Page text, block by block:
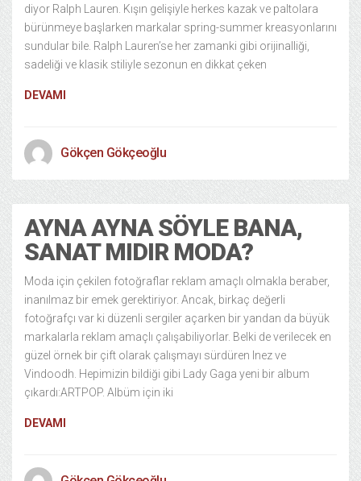
diyor Ralph Lauren. Kışın gelişiyle herkes kazak ve paltolara
bürünmeye başlarken markalar spring-summer kreasyonlarını
sundular bile. Ralph Lauren’se her zamanki gibi orijinalliği,
sadeliği ve klasik stiliyle sezonun en dikkat çeken
DEVAMI
Gökçen Gökçeoğlu
AYNA AYNA SÖYLE BANA,
SANAT MIDIR MODA?
Moda için çekilen fotoğraflar reklam amaçlı olmakla beraber,
inanılmaz bir emek gerektiriyor. Ancak, birkaç değerli
fotoğrafçı var ki düzenli sergiler açarken bir yandan da büyük
markalarla reklam amaçlı çalışabiliyorlar. Belki de verilecek en
güzel örnek bir çift olarak çalışmayı sürdüren Inez ve
Vindoodh. Hepimizin bildiği gibi Lady Gaga yeni bir album
çıkardı:ARTPOP. Albüm için iki
DEVAMI